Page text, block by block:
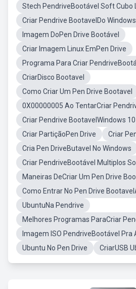
Stech PendriveBootável Soft Cubo
Criar Pendrive BootavelDo
Imagem DoPen Drive Bootável
Criar Imagem Linux EmPen Drive
Programa Para Criar
CriarDisco Bootavel
Como Criar Um Pen Drive Bootavel
0X00000005 Ao TentarCriar
Criar Pendrive BootavelWindows
Criar PartiçãoPen Drive
Criar
Cria Pen DriveButavel No Windows
Criar PendriveBootável Multiplos So
Maneiras DeCriar Um Pen Drive
Como Entrar No Pen Drive
UbuntuNa Pendrive
Melhores Programas ParaCriar
Imagem ISO PendriveBootável Pra
Ubuntu No Pen Drive
CriarUSB